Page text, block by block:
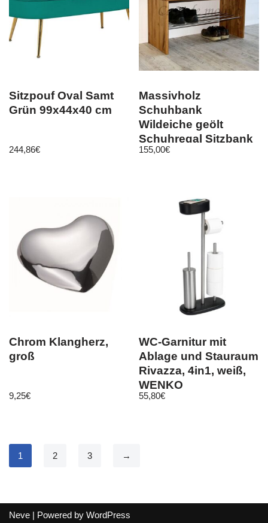
Sitzpouf Oval Samt
Grün 99x44x40 cm
244,86€
Massivholz
Schuhbank
Wildeiche geölt
Schuhregal Sitzbank
Dielenbank holz bank
155,00€
Chrom Klangherz,
groß
9,25€
WC-Garnitur mit
Ablage und Stauraum
Rivazza, 4in1, weiß,
WENKO
55,80€
1 2 3 →
Neve | Powered by WordPress